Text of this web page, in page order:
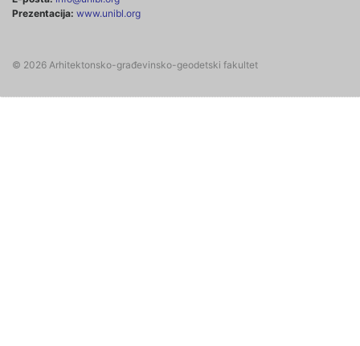
Prezentacija: www.unibl.org
© 2026 Arhitektonsko-građevinsko-geodetski fakultet